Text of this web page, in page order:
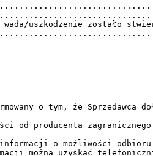
wada/uszkodzenie
o tym, że
od producenta
o możliwości